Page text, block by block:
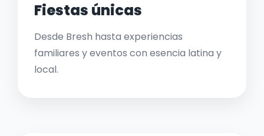
Fiestas únicas
Desde Bresh hasta experiencias
familiares y eventos con esencia latina y
local.